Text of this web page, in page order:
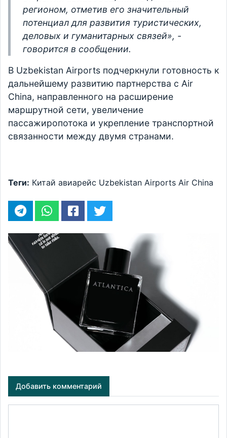
регионом, отметив его значительный
потенциал для развития туристических,
деловых и гуманитарных связей», -
говорится в сообщении.
В Uzbekistan Airports подчеркнули готовность к
дальнейшему развитию партнерства с Air
China, направленного на расширение
маршрутной сети, увеличение
пассажиропотока и укрепление транспортной
связанности между двумя странами.
Теги: Китай авиарейс Uzbekistan Airports Air China
Добавить комментарий